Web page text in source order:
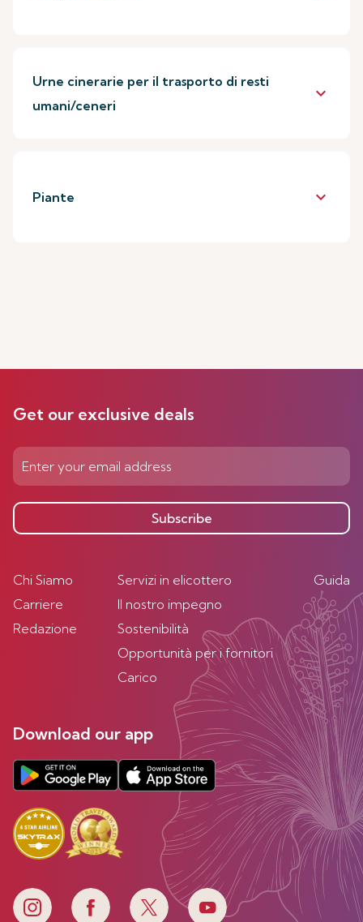
Urne cinerarie per il trasporto di resti
umani/ceneri
keyboard_arrow_down
Piante keyboard_arrow_down
Get our exclusive deals
Subscribe
Chi Siamo
Carriere
Redazione
Servizi in elicottero
Il nostro impegno
Sostenibilità
Opportunità per i fornitori
Carico
Guida
Download our app